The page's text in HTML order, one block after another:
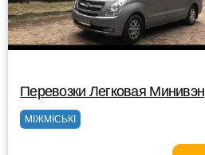
Перевозки Легковая Минивэн
МІЖМІСЬКІ